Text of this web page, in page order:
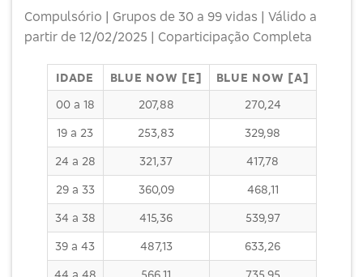
Compulsório | Grupos de 30 a 99 vidas | Válido a
partir de 12/02/2025 | Coparticipação Completa
IDADE BLUE NOW [E]
BLUE NOW [A]
00 a 18
207,88 270,24
19 a 23 253,83 329,98
24 a 28 321,37 417,78
29 a 33 360,09 468,11
34 a 38 415,36 539,97
39 a 43 487,13 633,26
44 a 48 566,11 735,95